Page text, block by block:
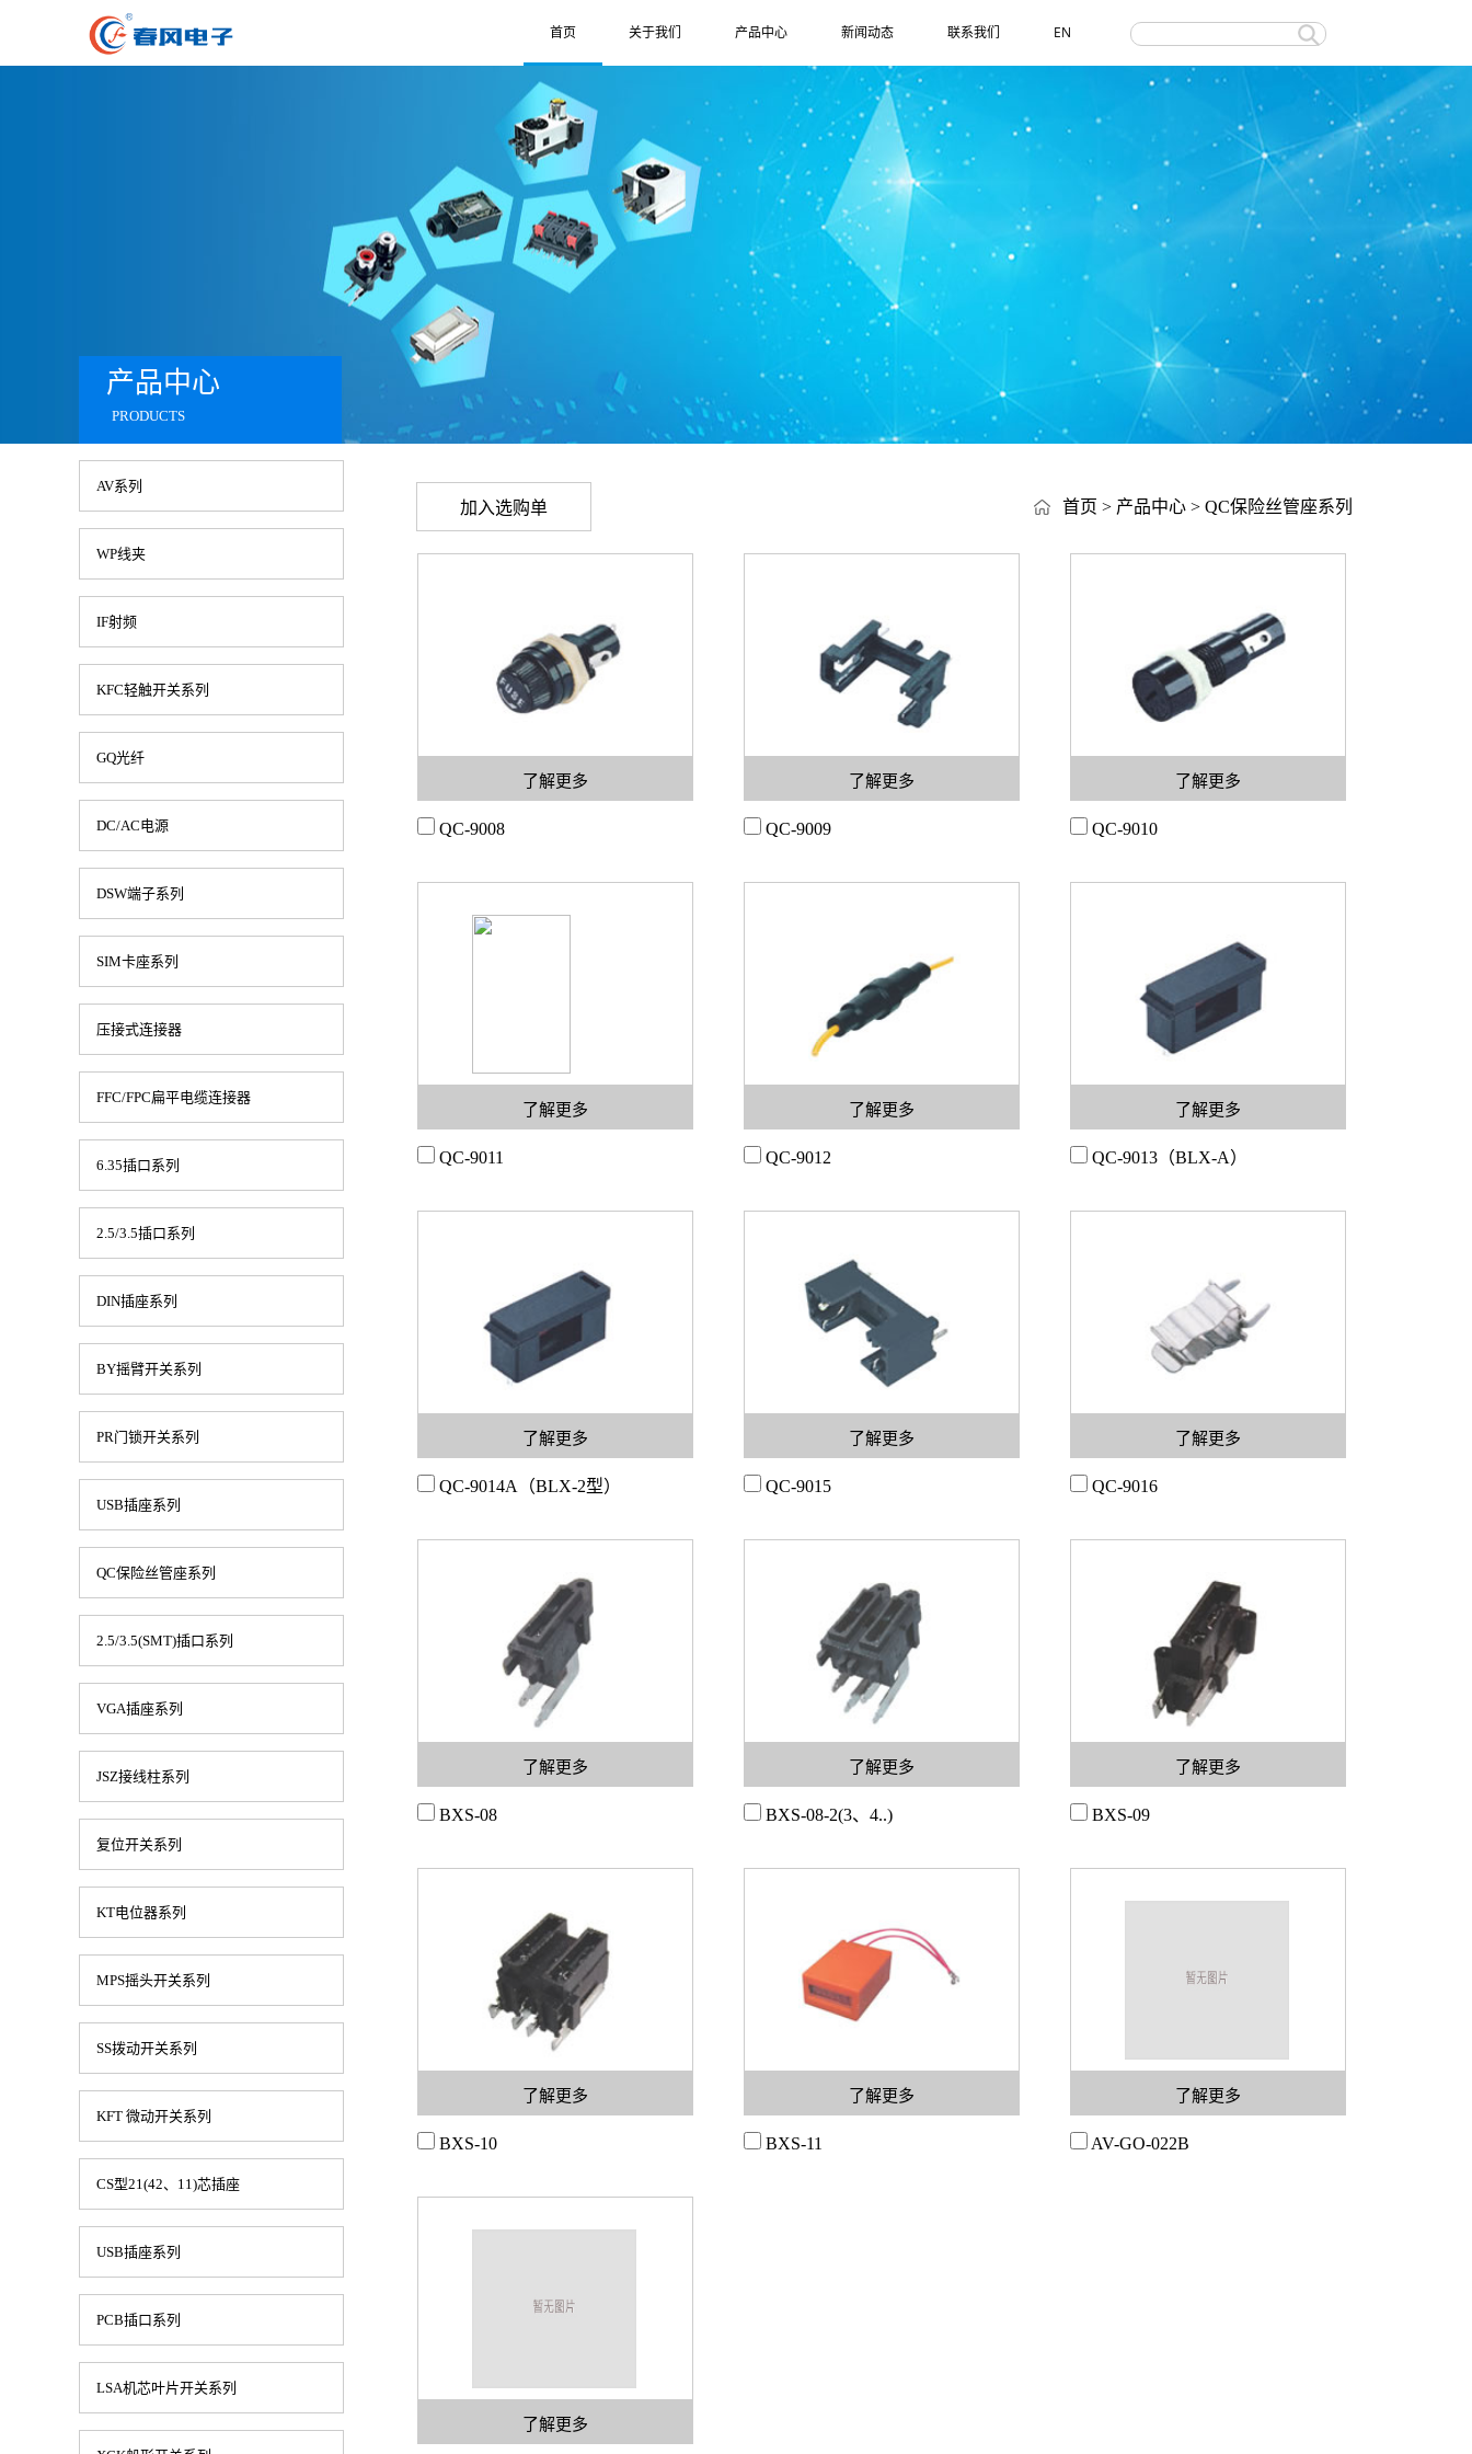
首页 关于我们 产品中心 新闻动态 联系我们 EN
产品中心
PRODUCTS
AV系列
WP线夹
IF射频
KFC轻触开关系列
GQ光纤
DC/AC电源
DSW端子系列
SIM卡座系列
压接式连接器
FFC/FPC扁平电缆连接器
6.35插口系列
2.5/3.5插口系列
DIN插座系列
BY摇臂开关系列
PR门锁开关系列
USB插座系列
QC保险丝管座系列
2.5/3.5(SMT)插口系列
VGA插座系列
JSZ接线柱系列
复位开关系列
KT电位器系列
MPS摇头开关系列
SS拨动开关系列
KFT 微动开关系列
CS型21(42、11)芯插座
USB插座系列
PCB插口系列
LSA机芯叶片开关系列
首页 > 产品中心> QC保险丝管座系列
了解更多
QC-9008
了解更多
QC-9009
了解更多
QC-9010
了解更多
QC-9011
了解更多
QC-9012
了解更多
QC-9013（BLX-A）
了解更多
QC-9014A（BLX-2型）
了解更多
QC-9015
了解更多
QC-9016
了解更多
BXS-08
了解更多
BXS-08-2(3、4..)
了解更多
BXS-09
了解更多
BXS-10
了解更多
BXS-11
了解更多
AV-GO-022B
了解更多